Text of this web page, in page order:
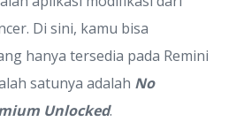
Di sini, kamu bisa
hanya tersedia pada Remini
satunya adalah No
Unlocked.